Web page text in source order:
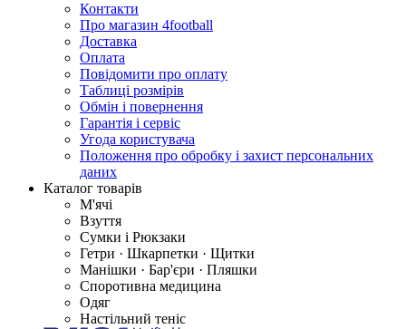
Контакти
Про магазин 4football
Доставка
Оплата
Повідомити про оплату
Таблиці розмірів
Обмін і повернення
Гарантія і сервіс
Угода користувача
Положення про обробку і захист персональних
даних
Каталог товарів
М'ячі
Взуття
Сумки і Рюкзаки
Гетри · Шкарпетки · Щитки
Манішки · Бар'єри · Пляшки
Споротивна медицина
Одяг
Настільний теніс